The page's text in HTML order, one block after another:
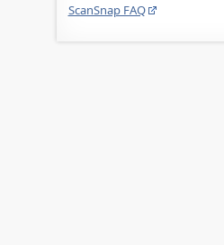
ScanSnap FAQ